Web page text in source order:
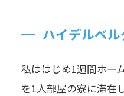
ハイデルベ
私ははじめ1週間ホー
を1人部屋の寮に滞在